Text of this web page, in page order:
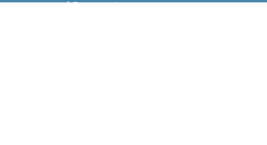
массовых коммуникаций (Роскомнадзор)